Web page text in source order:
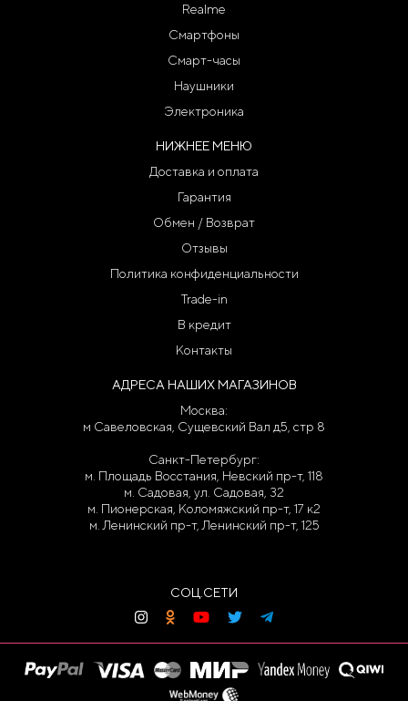
Realme
Смартфоны
Смарт-часы
Наушники
Электроника
НИЖНЕЕ МЕНЮ
Доставка и оплата
Гарантия
Обмен / Возврат
Отзывы
Политика конфиденциальности
Trade-in
В кредит
Контакты
АДРЕСА НАШИХ МАГАЗИНОВ
Москва:
м Савеловская, Сущевский Вал д5, стр 8
Санкт-Петербург:
м. Площадь Восстания, Невский пр-т, 118
м. Садовая, ул. Садовая, 32
м. Пионерская, Коломяжский пр-т, 17 к2
м. Ленинский пр-т, Ленинский пр-т, 125
СОЦ.СЕТИ